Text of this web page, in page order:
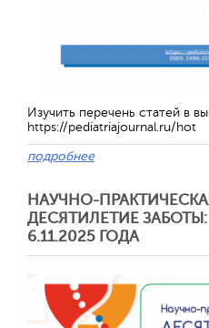
Изучить перечень статей в
https://pediatriajournal.ru/hot
подробнее
НАУЧНО-
ДЕСЯТИЛЕТИЕ
6.11.2025 ГОДА